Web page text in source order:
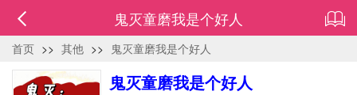
鬼灭童磨我是个好人
首页 >> 其他 >> 鬼灭童磨我是个好人
鬼灭童磨我是个好人